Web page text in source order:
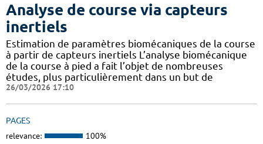
Analyse de course via capteurs
inertiels
Estimation de paramètres biomécaniques de la course
à partir de capteurs inertiels L’analyse biomécanique
de la course à pied a fait l’objet de nombreuses
études, plus particulièrement dans un but de
26/03/2026 17:10
PAGES
relevance: 100%